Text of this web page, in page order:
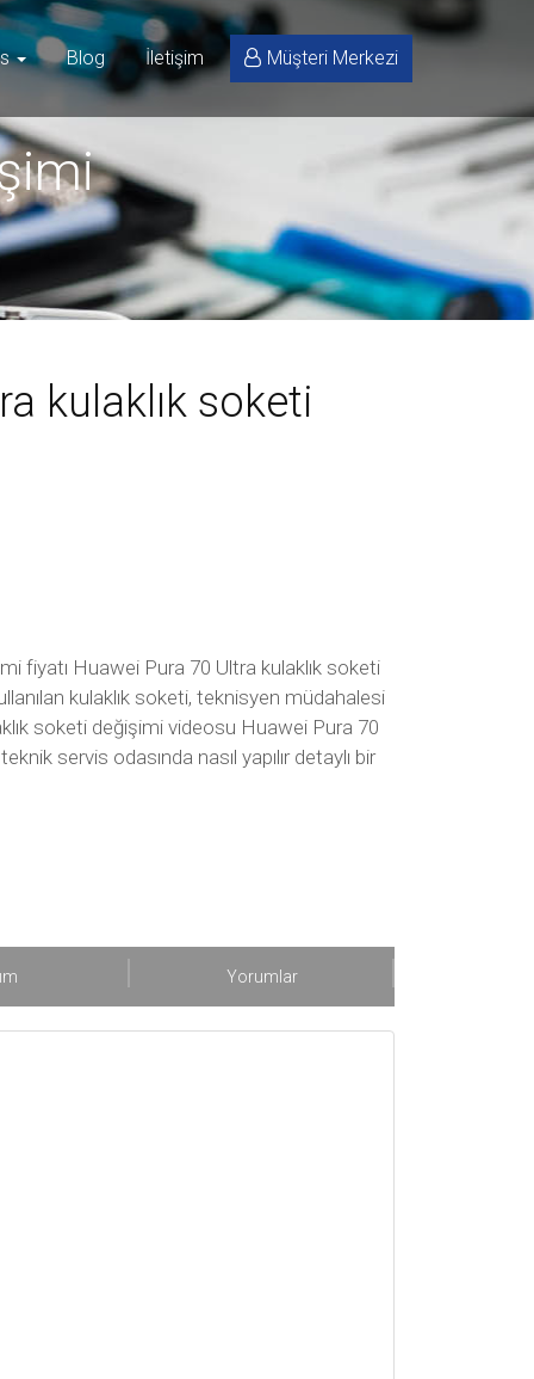
Blog İletişim Müşteri Merkezi
kulaklık soketi
fiyatı Huawei Pura 70 Ultra kulaklık soketi
kulaklık soketi, teknisyen müdahalesi
soketi değişimi videosu Huawei Pura 70
servis odasında nasıl yapılır detaylı bir
Yorumlar